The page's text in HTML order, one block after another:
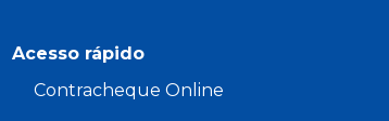
Acesso rápido
Contracheque Online